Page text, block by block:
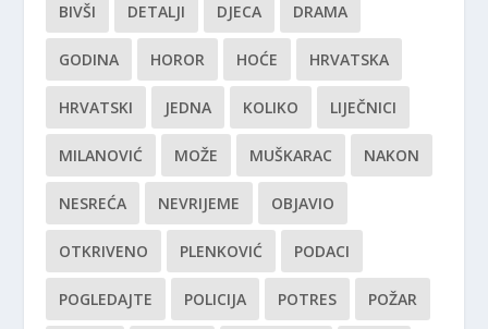
BIVŠI DETALJI DJECA DRAMA
GODINA HOROR HOĆE HRVATSKA
HRVATSKI JEDNA KOLIKO LIJEČNICI
MILANOVIĆ MOŽE MUŠKARAC NAKON
NESREĆA NEVRIJEME OBJAVIO
OTKRIVENO PLENKOVIĆ PODACI
POGLEDAJTE POLICIJA POTRES POŽAR